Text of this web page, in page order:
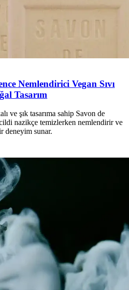
Nemlendirici Vegan Sıvı
Tasarım
ve şık tasarıma sahip Savon de
nazikçe temizlerken nemlendirir ve
deneyim sunar.